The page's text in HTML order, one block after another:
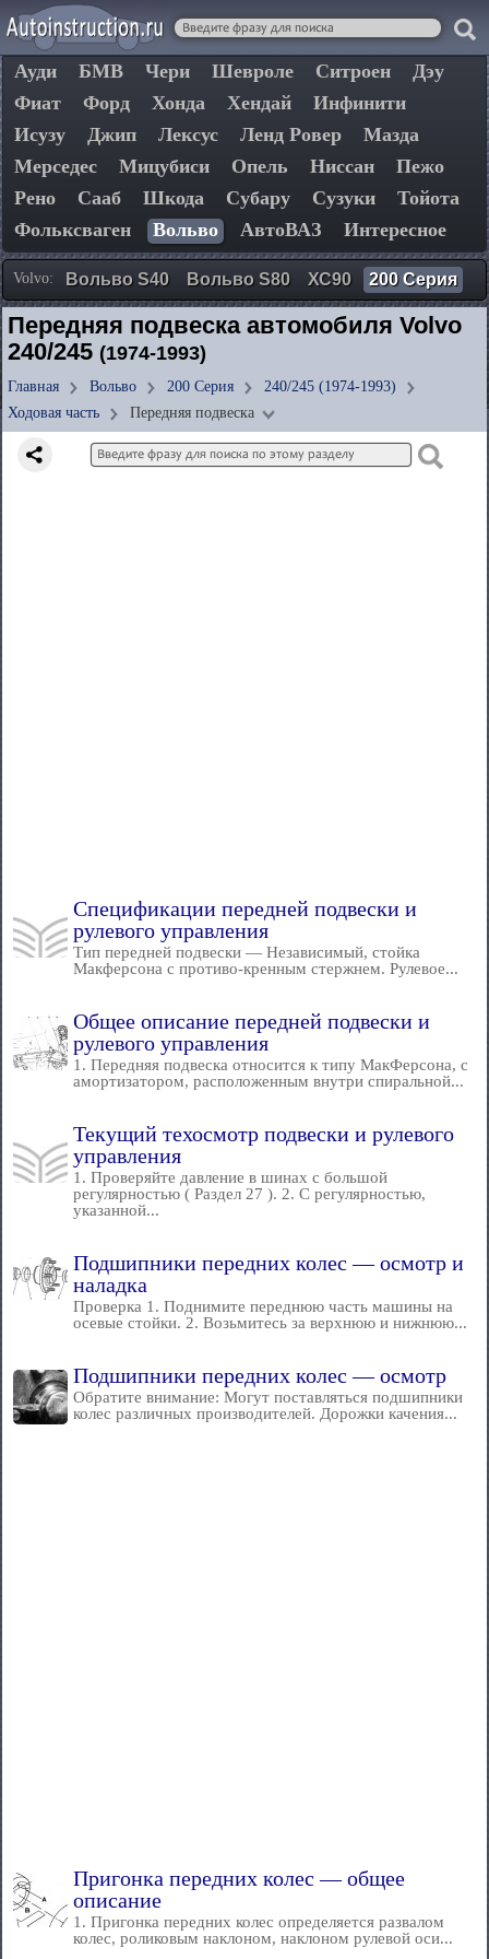
Ауди БМВ Чери Шевроле Ситроен
Дэу
Фиат
Форд Хонда Хендай
Инфинити
Исузу
Джип Лексус Ленд Ровер
Мазда
Мерседес
Мицубиси Опель Ниссан
Пежо
Рено
Сааб Шкода Субару Сузуки
Тойота
Фольксваген
Вольво АвтоВАЗ Интересное
Volvo: Вольво S40 Вольво S80 ХС90 200 Серия
Передняя подвеска автомобиля Volvo
240/245 (1974-1993)
Главная Вольво 200 Серия
240/245 (1974-1993)
Ходовая часть
Передняя подвеска
Спецификации передней подвески и
рулевого управления
Тип передней подвески — Независимый, стойка
Макферсона с противо-кренным стержнем. Рулевое...
Общее описание передней подвески и
рулевого управления
1. Передняя подвеска относится к типу МакФерсона, с
амортизатором, расположенным внутри спиральной...
Текущий техосмотр подвески и рулевого
управления
1. Проверяйте давление в шинах с большой
регулярностью ( Раздел 27 ). 2. С регулярностью,
указанной...
Подшипники передних колес — осмотр и
наладка
Проверка 1. Поднимите переднюю часть машины на
осевые стойки. 2. Возьмитесь за верхнюю и нижнюю...
Подшипники передних колес — осмотр
Обратите внимание: Могут поставляться подшипники
колес различных производителей. Дорожки качения...
Пригонка передних колес — общее
описание
1. Пригонка передних колес определяется развалом
колес, роликовым наклоном, наклоном рулевой оси...